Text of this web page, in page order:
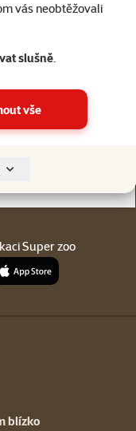
vás neobtěžovali
slušně.
vše
321 000 180
jsme vám blízko
Super zoo
blízko